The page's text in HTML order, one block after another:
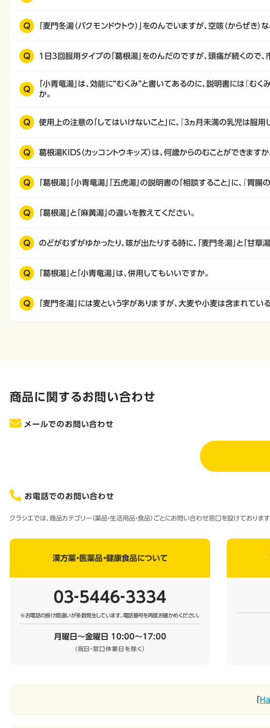
Q 「麦門冬湯（バクモンドウトウ）」をのんでいますが、空咳（からぜ
Q 1日3回服用タイプの「葛根湯」をのんだのですが、頭痛が続くので
Q
「小青竜湯」は、効能に“むくみ”と書いてあるのに、説明書には『む
か。
Q 使用上の注意の「してはいけないこと」に、『３ヵ月未満の乳児は服用
Q 葛根湯KIDS（カッコントウキッズ）は、何歳からのむことができますか
Q 「葛根湯」「小青竜湯」「五虎湯」の説明書の「相談すること」に、『胃
Q 「葛根湯」と「麻黄湯」の違いを教えてください。
Q のどがむずがゆかったり、咳が出たりする時に、「麦門冬湯」と「甘
Q 「葛根湯」と「小青竜湯」は、併用してもいいですか。
Q 「麦門冬湯」には麦という字がありますが、大麦や小麦は含まれてい
商品に関するお問い合わせ
メールでのお問い合わせ
お電話でのお問い合わせ
クラシエでは、商品カテゴリー（薬品・生活用品・食品）ごとにお問い合わせ窓口を設けており
漢方薬・医薬品・健康食品について
03‐5446‐3334
※お電話の掛け間違いが多数発生しています。電話番号を再度お確かめください。
月曜日～金曜日 10:00～17:00
（祝日・窓口休業日を除く）